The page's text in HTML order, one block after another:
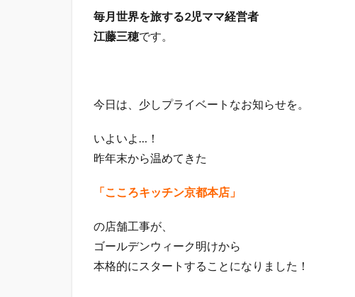
毎月世界を旅する2児ママ経営者
江藤三穂です。
今日は、少しプライベートなお知らせを。
いよいよ…！
昨年末から温めてきた
「こころキッチン京都本店」
の店舗工事が、
ゴールデンウィーク明けから
本格的にスタートすることになりました！